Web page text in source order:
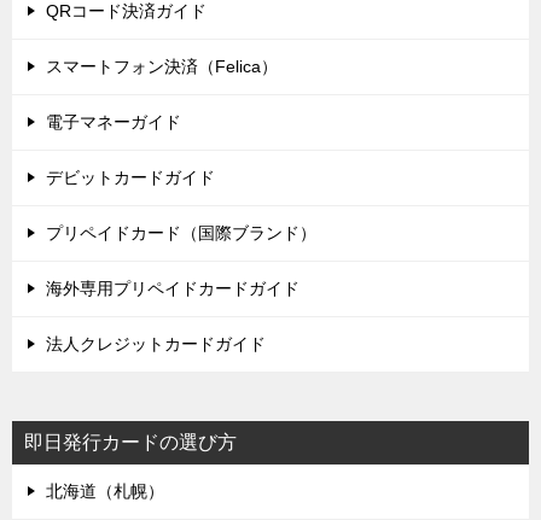
QRコード決済ガイド
スマートフォン決済（Felica）
電子マネーガイド
デビットカードガイド
プリペイドカード（国際ブランド）
海外専用プリペイドカードガイド
法人クレジットカードガイド
即日発行カードの選び方
北海道（札幌）